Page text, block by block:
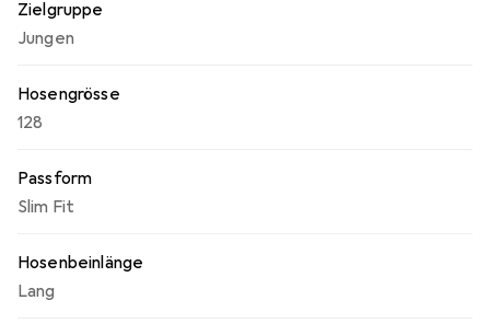
vielseitigen Wahl für den aktiven Alltag.
Zielgruppe
Jungen
Hosengrösse
128
Passform
Slim Fit
Hosenbeinlänge
Lang